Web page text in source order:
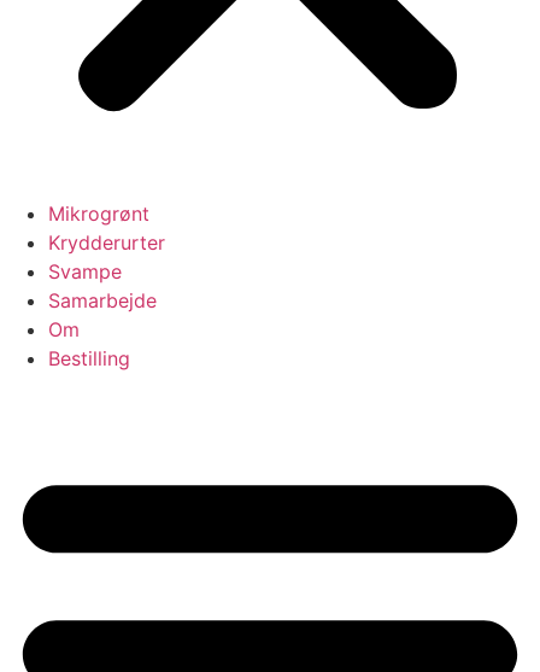
Mikrogrønt
Krydderurter
Svampe
Samarbejde
Om
Bestilling